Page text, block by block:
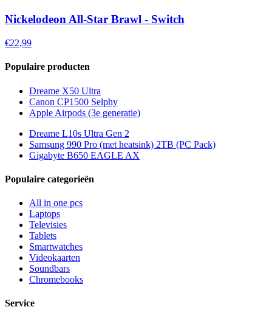
Nickelodeon All-Star Brawl - Switch
€22,99
Populaire producten
Dreame X50 Ultra
Canon CP1500 Selphy
Apple Airpods (3e generatie)
Dreame L10s Ultra Gen 2
Samsung 990 Pro (met heatsink) 2TB (PC Pack)
Gigabyte B650 EAGLE AX
Populaire categorieën
All in one pcs
Laptops
Televisies
Tablets
Smartwatches
Videokaarten
Soundbars
Chromebooks
Service